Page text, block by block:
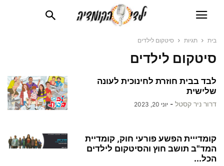
בית תגיות סיטקום לילדים
סיטקום לילדים
לבד בבית חוזרת לחינוכית לעונה
שלישית
דרור ניר קסטל - יוני 20, 2023
קומדייית הפשע פורעי חוק, קומדיית
המד"ב תושב חוץ והסיטקום לילדים
הכל...